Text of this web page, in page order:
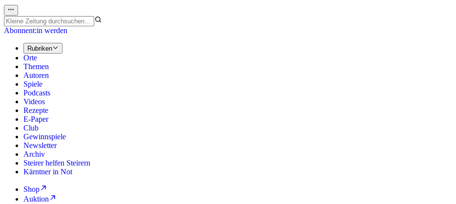
Abonnent:in werden
Rubriken
Orte
Themen
Autoren
Spiele
Podcasts
Videos
Rezepte
E-Paper
Club
Gewinnspiele
Newsletter
Archiv
Steirer helfen Steirern
Kärntner in Not
Shop
Auktion